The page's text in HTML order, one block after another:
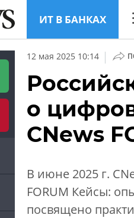
ИТ В БАНКАХ
12 мая 2025 10:14 |
о
CNews
В июне 2025 г.
FORUM Кейсы:
посвящено